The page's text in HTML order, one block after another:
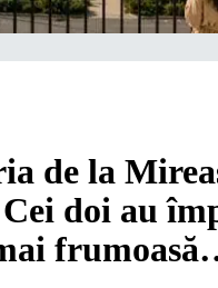
de la
doi au